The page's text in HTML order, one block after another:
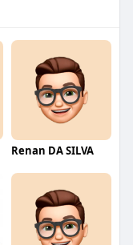
Renan DA SILVA